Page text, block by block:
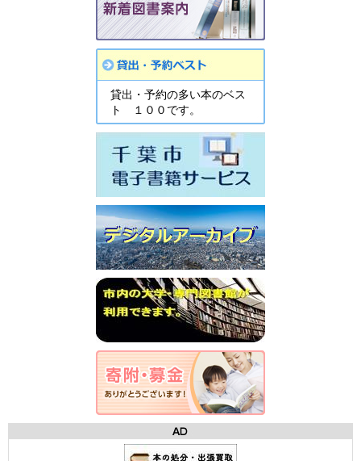
貸出・予約の多い本のベス
ト １００です。